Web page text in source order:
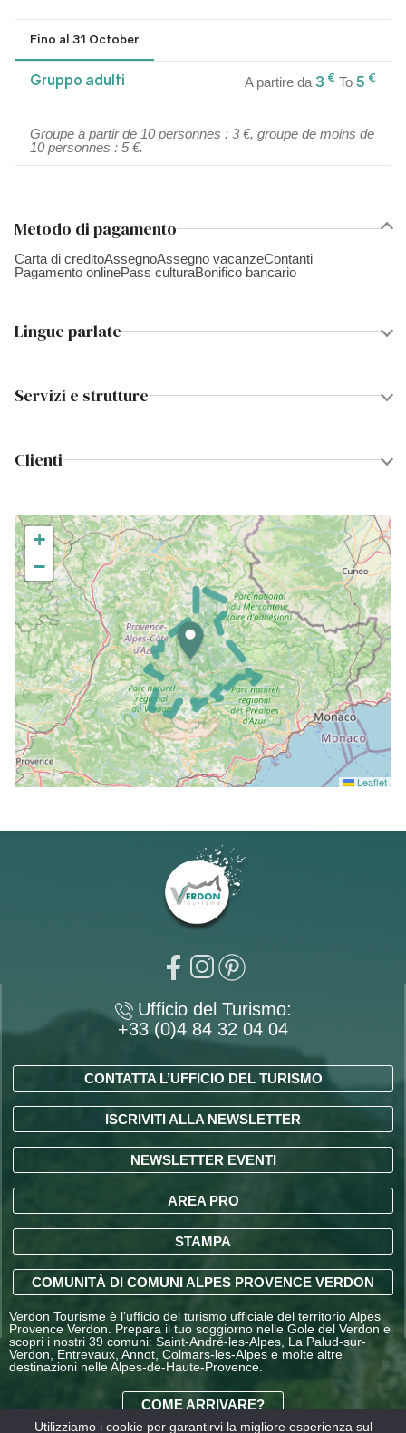
Fino al 31 October
Gruppo adulti A partire da 3 € To 5 €
Groupe à partir de 10 personnes : 3 €, groupe de moins de
10 personnes : 5 €.
Metodo di pagamento
Carta di creditoAssegnoAssegno vacanzeContanti
Pagamento onlinePass culturaBonifico bancario
Lingue parlate
Servizi e strutture
Clienti
+
−
Leaflet
Ufficio del Turismo:
+33 (0)4 84 32 04 04
CONTATTA L’UFFICIO DEL TURISMO
ISCRIVITI ALLA NEWSLETTER
NEWSLETTER EVENTI
AREA PRO
STAMPA
COMUNITÀ DI COMUNI ALPES PROVENCE VERDON
Verdon Tourisme è l’ufficio del turismo ufficiale del territorio Alpes
Provence Verdon. Prepara il tuo soggiorno nelle Gole del Verdon e
scopri i nostri 39 comuni: Saint-André-les-Alpes, La Palud-sur-
Verdon, Entrevaux, Annot, Colmars-les-Alpes e molte altre
destinazioni nelle Alpes-de-Haute-Provence.
COME ARRIVARE?
Utilizziamo i cookie per garantirvi la migliore esperienza sul